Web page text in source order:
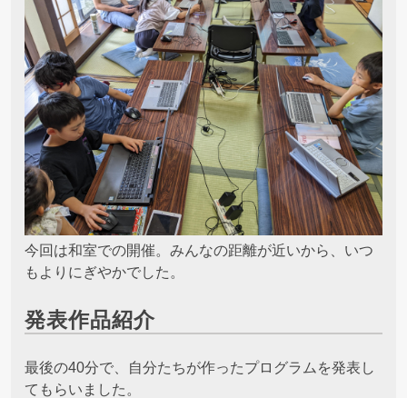
今回は和室での開催。みんなの距離が近いから、いつ
もよりにぎやかでした。
発表作品紹介
最後の40分で、自分たちが作ったプログラムを発表し
てもらいました。